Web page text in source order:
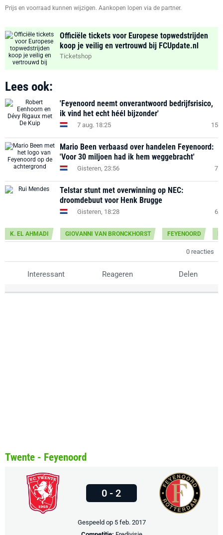
Prijs en voorraad kunnen wijzigen. Aankopen lopen via de partner.
Officiële tickets voor Europese topwedstrijden
koop je veilig en vertrouwd bij FCUpdate.nl
Ticketshop
Lees ook:
'Feyenoord neemt onverantwoord bedrijfsrisico,
ik vind het echt héél bijzonder'
7 aug. 18:25 15
Mario Been verbaasd over handelen Feyenoord:
'Voor 30 miljoen had ik hem weggebracht'
Gisteren, 23:56 7
Telstar stunt met overwinning op NEC:
droomdebuut voor Henk Brugge
Gisteren, 18:28 6
K. EL AHMADI GIOVANNI VAN BRONCKHORST FEYENOORD
0 reacties
Interessant Reageren Delen
Twente - Feyenoord
0 - 2
Gespeeld op 5 feb. 2017